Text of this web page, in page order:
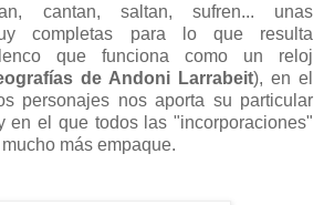
cantan, saltan, sufren... unas
completas para lo que resulta
que funciona como un reloj
de Andoni Larrabeit), en el
personajes nos aporta su particular
en el que todos las "incorporaciones"
más empaque.